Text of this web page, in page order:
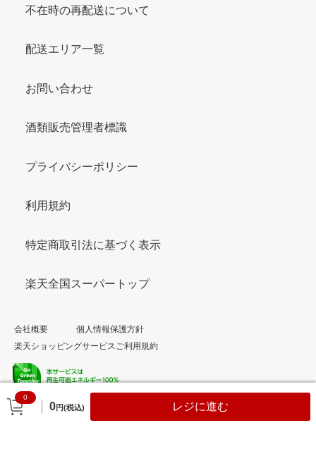
0
0円(税込) レジに進む
不在時の再配送について
配送エリア一覧
お問い合わせ
酒類販売管理者標識
プライバシーポリシー
利用規約
特定商取引法に基づく表示
楽天全国スーパートップ
会社概要
個人情報保護方針
楽天ショッピングサービスご利用規約
© Rakuten Group, Inc.